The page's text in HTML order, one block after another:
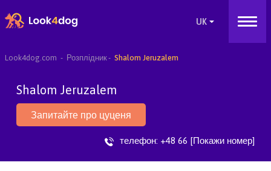
Look4dog.com Розплідник Shalom Jeruzalem
Shalom Jeruzalem
Запитайте про цуценя
телефон: +48 66 [Покажи номер]